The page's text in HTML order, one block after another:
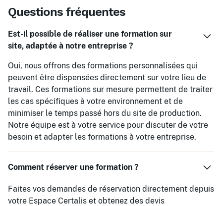
Questions fréquentes
Est-il possible de réaliser une formation sur
site, adaptée à notre entreprise ?
Oui, nous offrons des formations personnalisées qui
peuvent être dispensées directement sur votre lieu de
travail. Ces formations sur mesure permettent de traiter
les cas spécifiques à votre environnement et de
minimiser le temps passé hors du site de production.
Notre équipe est à votre service pour discuter de votre
besoin et adapter les formations à votre entreprise.
Comment réserver une formation ?
Faites vos demandes de réservation directement depuis
votre Espace Certalis et obtenez des devis